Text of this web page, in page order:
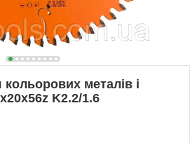
металів і
K2.2/1.6